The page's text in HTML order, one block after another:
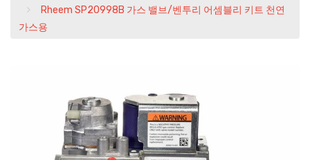
Rheem SP20998B 가스 밸브/벤투리 어셈블리 키트 천연
가스용